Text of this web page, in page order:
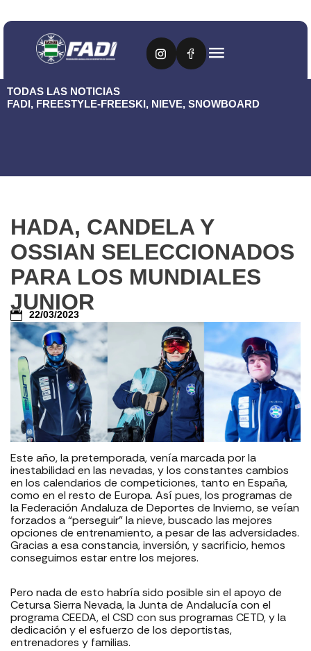
TODAS LAS NOTICIAS
FADI, FREESTYLE-FREESKI, NIEVE, SNOWBOARD
HADA, CANDELA Y
OSSIAN SELECCIONADOS
PARA LOS MUNDIALES
JUNIOR
22/03/2023
Este año, la pretemporada, venía marcada por la
inestabilidad en las nevadas, y los constantes cambios
en los calendarios de competiciones, tanto en España,
como en el resto de Europa. Así pues, los programas de
la Federación Andaluza de Deportes de Invierno, se veían
forzados a “perseguir” la nieve, buscado las mejores
opciones de entrenamiento, a pesar de las adversidades.
Gracias a esa constancia, inversión, y sacrificio, hemos
conseguimos estar entre los mejores.
Pero nada de esto habría sido posible sin el apoyo de
Cetursa Sierra Nevada, la Junta de Andalucía con el
programa CEEDA, el CSD con sus programas CETD, y la
dedicación y el esfuerzo de los deportistas,
entrenadores y familias.